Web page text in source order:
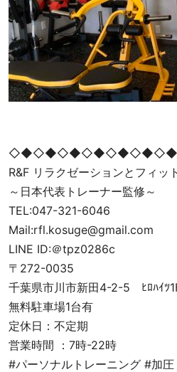
R&F リラクゼーションとフィッ
～日本代表トレーナー監修～
TEL:047-321-6046
Mail:rfl.kosuge@gmail.com
LINE ID:＠tpz0286c
〒272-0035
千葉県市川市新田4-2-5 ﾋﾛﾊｲﾂ
無料駐車場1台有
定休日：不定期
営業時間 ：7時-22時
#パーソナルトレーニング #加